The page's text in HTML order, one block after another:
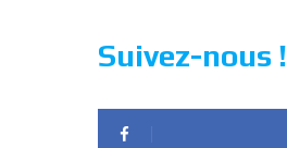
Suivez-nous !